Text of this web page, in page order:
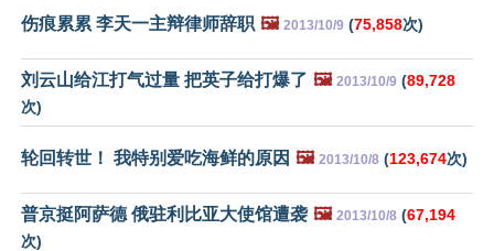
伤痕累累 李天一主辩律师辞职 🖼️ 2013/10/9 (75,858次)
刘云山给江打气过量 把英子给打爆了 🖼️ 2013/10/9 (89,728
次)
轮回转世！ 我特别爱吃海鲜的原因 🖼️ 2013/10/8 (123,674次)
普京挺阿萨德 俄驻利比亚大使馆遭袭 🖼️ 2013/10/8 (67,194
次)